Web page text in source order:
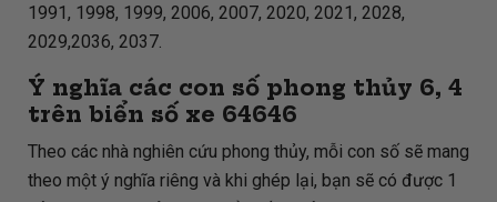
1991, 1998, 1999, 2006, 2007, 2020, 2021, 2028,
2029,2036, 2037.
Ý nghĩa các con số phong thủy 6, 4
trên biển số xe 64646
Theo các nhà nghiên cứu phong thủy, mỗi con số sẽ mang
theo một ý nghĩa riêng và khi ghép lại, bạn sẽ có được 1